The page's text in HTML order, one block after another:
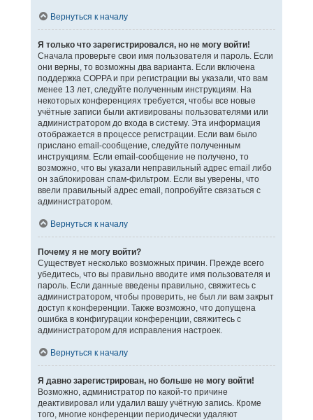
Вернуться к началу
Я только что зарегистрировался, но не могу войти!
Сначала проверьте свои имя пользователя и пароль. Если
они верны, то возможны два варианта. Если включена
поддержка COPPA и при регистрации вы указали, что вам
менее 13 лет, следуйте полученным инструкциям. На
некоторых конференциях требуется, чтобы все новые
учётные записи были активированы пользователями или
администратором до входа в систему. Эта информация
отображается в процессе регистрации. Если вам было
прислано email-сообщение, следуйте полученным
инструкциям. Если email-сообщение не получено, то
возможно, что вы указали неправильный адрес email либо
он заблокирован спам-фильтром. Если вы уверены, что
ввели правильный адрес email, попробуйте связаться с
администратором.
Вернуться к началу
Почему я не могу войти?
Существует несколько возможных причин. Прежде всего
убедитесь, что вы правильно вводите имя пользователя и
пароль. Если данные введены правильно, свяжитесь с
администратором, чтобы проверить, не был ли вам закрыт
доступ к конференции. Также возможно, что допущена
ошибка в конфигурации конференции, свяжитесь с
администратором для исправления настроек.
Вернуться к началу
Я давно зарегистрирован, но больше не могу войти!
Возможно, администратор по какой-то причине
деактивировал или удалил вашу учётную запись. Кроме
того, многие конференции периодически удаляют